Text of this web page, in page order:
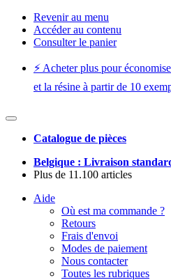
Revenir au menu
Accéder au contenu
Consulter le panier
⚡️ Acheter plus pour
et la résine à partir de 10
Catalogue de pièces
Belgique : Livraison
Plus de 11.100 articles
Aide
Où est ma commande ?
Retours
Frais d'envoi
Modes de paiement
Nous contacter
Toutes les rubriques